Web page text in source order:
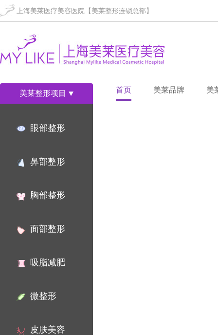
上海美莱医疗美容医院【美莱整形连锁总部】
美莱整形项目
眼部整形
鼻部整形
胸部整形
面部整形
吸脂减肥
微整形
皮肤美容
首页 美莱品牌 美